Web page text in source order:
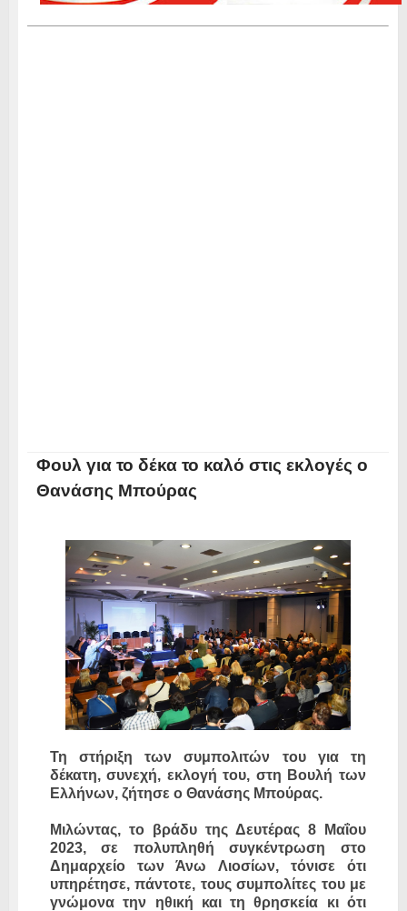
Φουλ για το δέκα το καλό στις εκλογές ο
Θανάσης Μπούρας
Τη στήριξη των συμπολιτών του για τη
δέκατη, συνεχή, εκλογή του, στη Βουλή των
Ελλήνων, ζήτησε ο Θανάσης Μπούρας.
Μιλώντας, το βράδυ της Δευτέρας 8 Μαΐου
2023, σε πολυπληθή συγκέντρωση στο
Δημαρχείο των Άνω Λιοσίων, τόνισε ότι
υπηρέτησε, πάντοτε, τους συμπολίτες του με
γνώμονα την ηθική και τη θρησκεία κι ότι